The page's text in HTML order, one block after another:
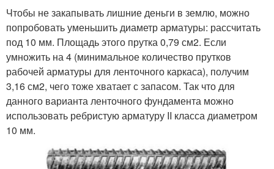
Чтобы не закапывать лишние деньги в землю, можно
попробовать уменьшить диаметр арматуры: рассчитать
под 10 мм. Площадь этого прутка 0,79 см2. Если
умножить на 4 (минимальное количество прутков
рабочей арматуры для ленточного каркаса), получим
3,16 см2, чего тоже хватает с запасом. Так что для
данного варианта ленточного фундамента можно
использовать ребристую арматуру II класса диаметром
10 мм.